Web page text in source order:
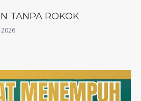
TANPA ROKOK
2026